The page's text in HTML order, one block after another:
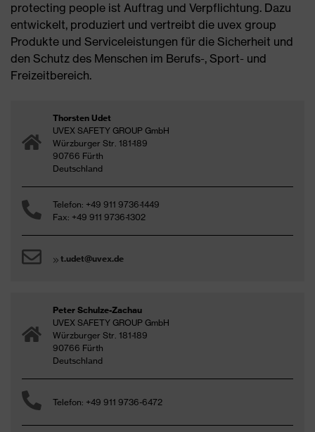
protecting people ist Auftrag und Verpflichtung. Dazu
entwickelt, produziert und vertreibt die uvex group
Produkte und Serviceleistungen für die Sicherheit und
den Schutz des Menschen im Berufs-, Sport- und
Freizeitbereich.
Thorsten Udet
UVEX SAFETY GROUP GmbH
Würzburger Str. 181-189
90766 Fürth
Deutschland
Telefon: +49 911 9736-1449
Fax: +49 911 9736-1302
t.udet@uvex.de
Peter Schulze-Zachau
UVEX SAFETY GROUP GmbH
Würzburger Str. 181-189
90766 Fürth
Deutschland
Telefon: +49 911 9736-6472